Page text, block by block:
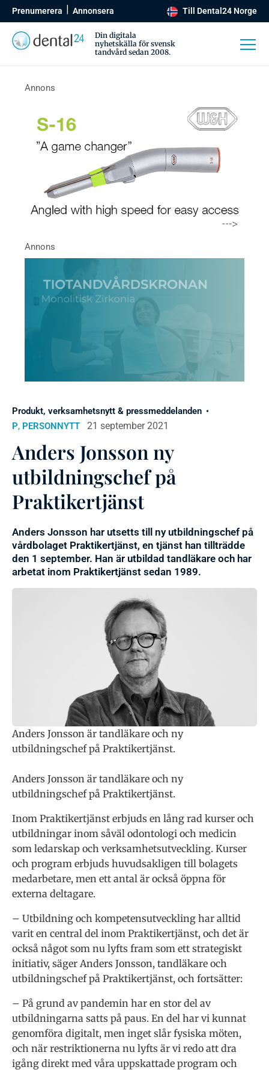
Prenumerera Annonsera Till Dental24 Norge
Din digitala
nyhetskälla för svensk
tandvård sedan 2008.
Produkt, verksamhetsnytt & pressmeddelanden
P, PERSONNYTT 21 september 2021
Anders Jonsson ny
utbildningschef på
Praktikertjänst
Anders Jonsson har utsetts till ny utbildningschef på
vårdbolaget Praktikertjänst, en tjänst han tillträdde
den 1 september. Han är utbildad tandläkare och har
arbetat inom Praktikertjänst sedan 1989.
Anders Jonsson är tandläkare och ny
utbildningschef på Praktikertjänst.
Anders Jonsson är tandläkare och ny
utbildningschef på Praktikertjänst.
Inom Praktikertjänst erbjuds en lång rad kurser och
utbildningar inom såväl odontologi och medicin
som ledarskap och verksamhetsutveckling. Kurser
och program erbjuds huvudsakligen till bolagets
medarbetare, men ett antal är också öppna för
externa deltagare.
– Utbildning och kompetensutveckling har alltid
varit en central del inom Praktikertjänst, och det är
också något som nu lyfts fram som ett strategiskt
initiativ, säger Anders Jonsson, tandläkare och
utbildningschef på Praktikertjänst, och fortsätter:
– På grund av pandemin har en stor del av
utbildningarna satts på paus. En del har vi kunnat
genomföra digitalt, men inget slår fysiska möten,
och när restriktionerna nu lyfts är vi redo att dra
igång direkt med våra uppskattade program och